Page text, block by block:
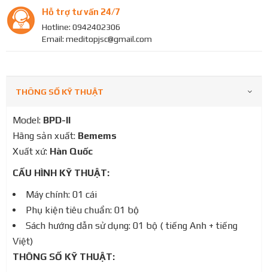
Hỗ trợ tư vấn 24/7
Hotline: 0942402306
Email: meditopjsc@gmail.com
THÔNG SỐ KỸ THUẬT
Model: BPD-II
Hãng sản xuất: Bemems
Xuất xứ: Hàn Quốc
CẤU HÌNH KỸ THUẬT:
Máy chính: 01 cái
Phụ kiện tiêu chuẩn: 01 bộ
Sách hướng dẫn sử dụng: 01 bộ ( tiếng Anh + tiếng
Việt)
THÔNG SỐ KỸ THUẬT: